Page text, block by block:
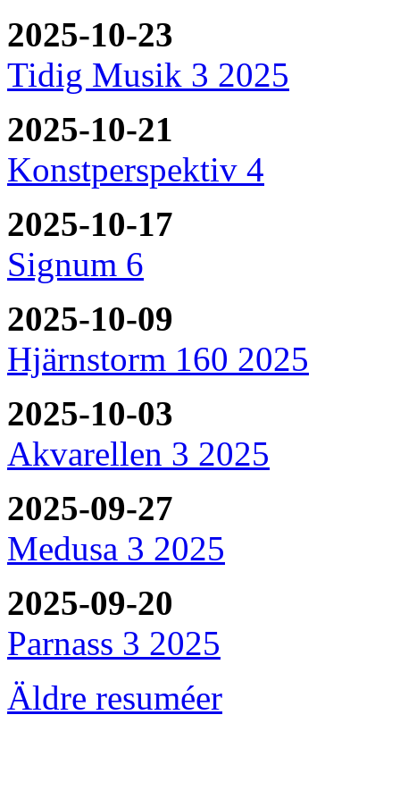
2025-10-23
Tidig Musik 3 2025
2025-10-21
Konstperspektiv 4
2025-10-17
Signum 6
2025-10-09
Hjärnstorm 160 2025
2025-10-03
Akvarellen 3 2025
2025-09-27
Medusa 3 2025
2025-09-20
Parnass 3 2025
Äldre resuméer